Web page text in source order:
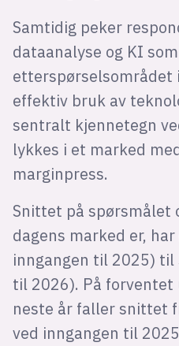
Samtidig peker
dataanalyse og KI
etterspørselsområdet
effektiv bruk av
sentralt kjennetegn
lykkes i et marked
marginpress.
Snittet på spørsmålet
dagens marked er,
inngangen til 2025) til
til 2026). På
neste år faller snittet
ved inngangen til